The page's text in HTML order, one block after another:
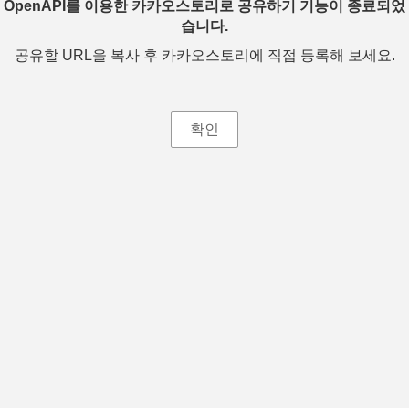
OpenAPI를 이용한 카카오스토리로 공유하기 기능이 종료되었
습니다.
공유할 URL을 복사 후 카카오스토리에 직접 등록해 보세요.
확인